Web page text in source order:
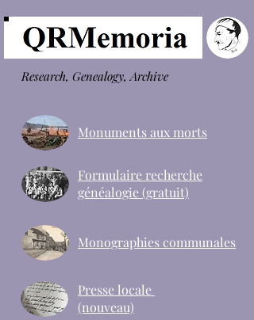
Research, Genealogy, Archive
Monuments aux morts
Monographies communales
Formulaire recherche
généalogie (gratuit)
Presse locale
(nouveau)